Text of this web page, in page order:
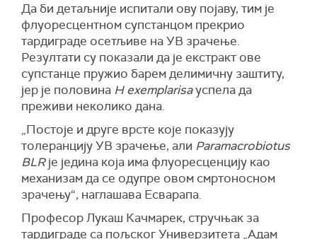
Да би детаљније испитали ову појаву, тим је
флуоресцентном супстанцом прекрио
тардиграде осетљиве на УВ зрачење.
Резултати су показали да је екстракт ове
супстанце пружио барем делимичну заштиту,
јер је половина H exemplarisауспела да
преживи неколико дана.
„Постоје и друге врсте које показују
толеранцију УВ зрачење, али Paramacrobiotus
BLRје једина која има флуоресценцију као
механизам да се одупре овом смртоносном
зрачењу“, наглашава Есварапа.
Професор Лукаш Качмарек, стручњак за
тардиграде са пољског Универзитета „Адам